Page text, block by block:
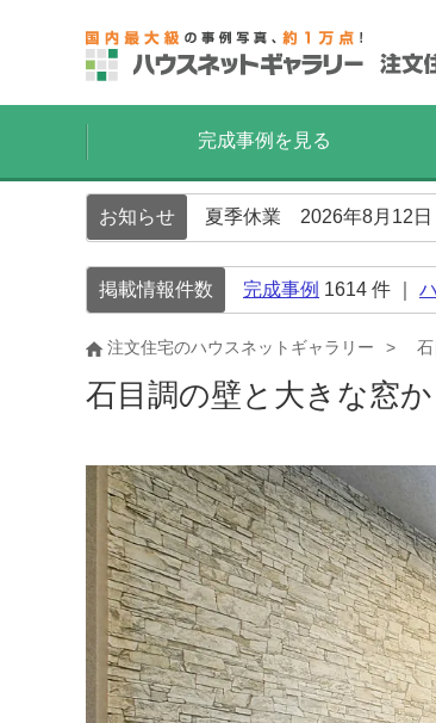
完成事例を見る
お知らせ 夏季休業 2026年8月12
掲載情報件数 完成事例 1614 件 ｜
注文住宅のハウスネットギャラリー
石目調の壁と大きな窓